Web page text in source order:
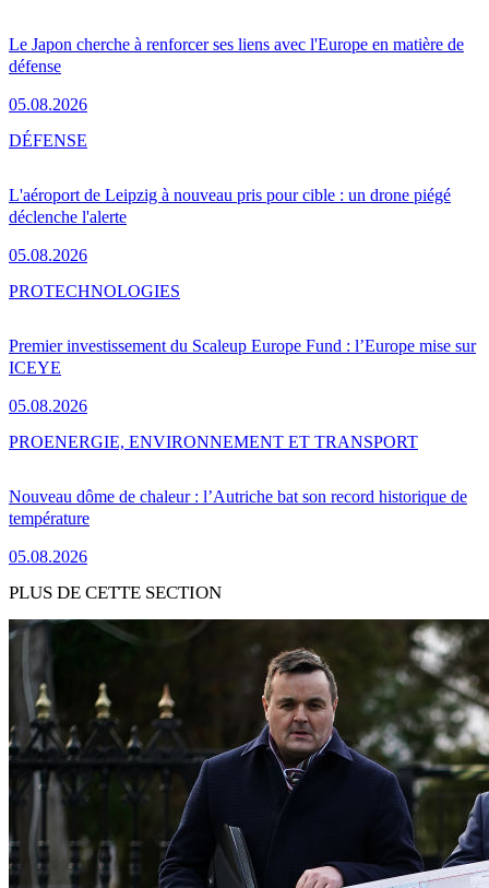
Le Japon cherche à renforcer ses liens avec l'Europe en matière de
défense
05.08.2026
L'aéroport de Leipzig à nouveau pris pour cible : un drone piégé
déclenche l'alerte
05.08.2026
DÉFENSE
Premier investissement du Scaleup Europe Fund : l’Europe mise sur
ICEYE
05.08.2026
PROTECHNOLOGIES
Nouveau dôme de chaleur : l’Autriche bat son record historique de
température
05.08.2026
PROENERGIE, ENVIRONNEMENT ET TRANSPORT
PLUS DE CETTE SECTION